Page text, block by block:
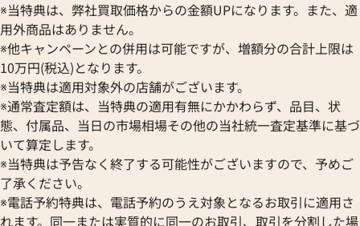
※当特典は、弊社買取価格からの金額UPになります。また、適
用外商品はありません。
※他キャンペーンとの併用は可能ですが、増額分の合計上限は
10万円(税込)となります。
※当特典は適用対象外の店舗がございます。
※通常査定額は、当特典の適用有無にかかわらず、品目、状
態、付属品、当日の市場相場その他の当社統一査定基準に基づ
いて算定します。
※当特典は予告なく終了する可能性がございますので、予めご
了承ください。
※電話予約特典は、電話予約のうえ対象となるお取引に適用さ
れます。同一または実質的に同一のお取引、取引を分割した場